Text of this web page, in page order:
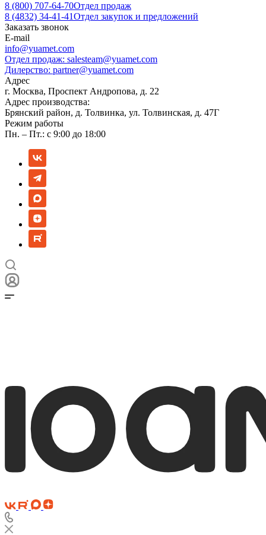
8 (800) 707-64-70Отдел продаж
8 (4832) 34-41-41Отдел закупок и предложений
Заказать звонок
E-mail
info@yuamet.com
Отдел продаж: salesteam@yuamet.com
Дилерство: partner@yuamet.com
Адрес
г. Москва, Проспект Андропова, д. 22
Адрес производства:
Брянский район, д. Толвинка, ул. Толвинская, д. 47Г
Режим работы
Пн. – Пт.: с 9:00 до 18:00